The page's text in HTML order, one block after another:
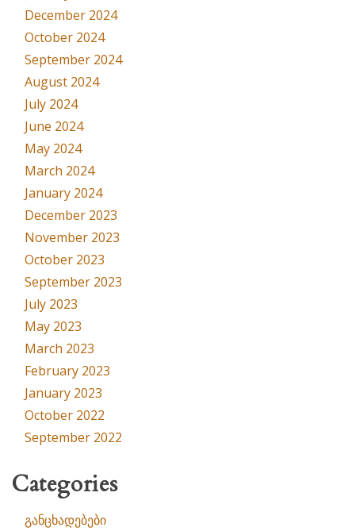
December 2024
October 2024
September 2024
August 2024
July 2024
June 2024
May 2024
March 2024
January 2024
December 2023
November 2023
October 2023
September 2023
July 2023
May 2023
March 2023
February 2023
January 2023
October 2022
September 2022
Categories
განცხადებები